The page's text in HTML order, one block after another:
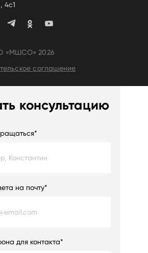
4c1
«МШСО» 2026
соглашение
консультацию
на почту*
для контакта*